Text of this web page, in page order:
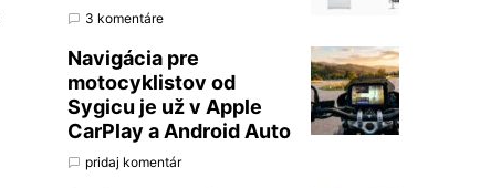
3 komentáre
Navigácia pre
motocyklistov od
Sygicu je už v Apple
CarPlay a Android Auto
pridaj komentár